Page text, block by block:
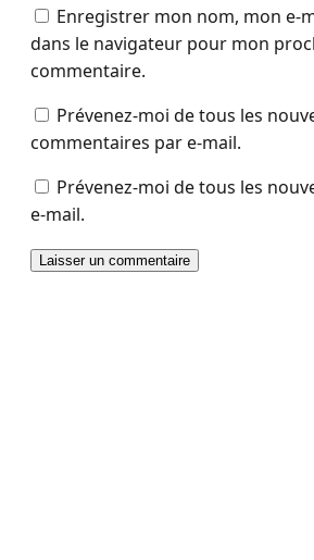
Enregistrer mon nom, mon e-
dans le navigateur pour mon
commentaire.
Prévenez-moi de tous les
commentaires par e-mail.
Prévenez-moi de tous les
e-mail.